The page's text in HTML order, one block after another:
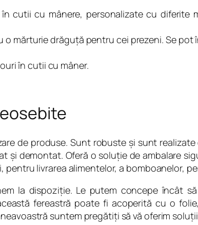
cutii cu mânere, personalizate cu diferite
mărturie drăguţă pentru cei prezeni. Se
în cutii cu mâner.
de produse. Sunt robuste şi sunt
şi demontat. Oferă o soluţie de ambalare
livrarea alimentelor, a bomboanelor,
la dispoziţie. Le putem concepe încât
fereastră poate fi acoperită cu o
suntem pregătiţi să vă oferim